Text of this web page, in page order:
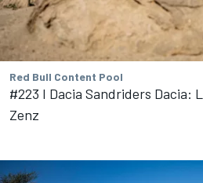
Red Bull Content Pool
#223 I Dacia Sandriders Dacia:
Zenz